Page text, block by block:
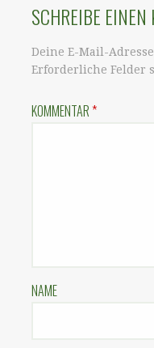
SCHREIBE
Deine E-Mail-
Erforderliche Felder
KOMMENTAR*
NAME